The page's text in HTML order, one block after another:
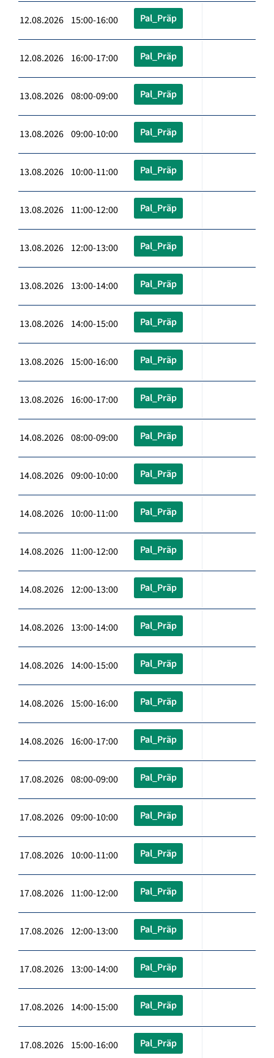
12.08.2026 15:00-16:00 Pal_Präp
12.08.2026 16:00-17:00 Pal_Präp
13.08.2026 08:00-09:00 Pal_Präp
13.08.2026 09:00-10:00 Pal_Präp
13.08.2026 10:00-11:00 Pal_Präp
13.08.2026 11:00-12:00 Pal_Präp
13.08.2026 12:00-13:00 Pal_Präp
13.08.2026 13:00-14:00 Pal_Präp
13.08.2026 14:00-15:00 Pal_Präp
13.08.2026 15:00-16:00 Pal_Präp
13.08.2026 16:00-17:00 Pal_Präp
14.08.2026 08:00-09:00 Pal_Präp
14.08.2026 09:00-10:00 Pal_Präp
14.08.2026 10:00-11:00 Pal_Präp
14.08.2026 11:00-12:00 Pal_Präp
14.08.2026 12:00-13:00 Pal_Präp
14.08.2026 13:00-14:00 Pal_Präp
14.08.2026 14:00-15:00 Pal_Präp
14.08.2026 15:00-16:00 Pal_Präp
14.08.2026 16:00-17:00 Pal_Präp
17.08.2026 08:00-09:00 Pal_Präp
17.08.2026 09:00-10:00 Pal_Präp
17.08.2026 10:00-11:00 Pal_Präp
17.08.2026 11:00-12:00 Pal_Präp
17.08.2026 12:00-13:00 Pal_Präp
17.08.2026 13:00-14:00 Pal_Präp
17.08.2026 14:00-15:00 Pal_Präp
17.08.2026 15:00-16:00 Pal_Präp